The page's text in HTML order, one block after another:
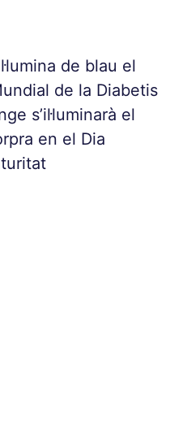
de blau el
de la Diabetis
s’il·luminarà el
en el Dia